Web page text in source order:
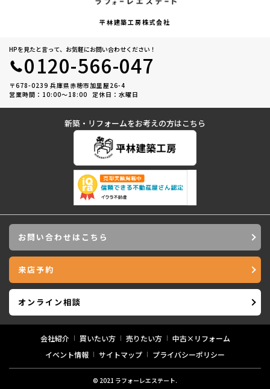
平林建築工房株式会社
HPを見たと言って、お気軽にお問い合わせください！
0120-566-047
〒678-0239 兵庫県赤穂市加里屋26-4
営業時間：10:00〜18:00
定休日：水曜日
新築・リフォームをお考えの方はこちら
お問い合わせはこちら
来店予約
オンライン相談
会社紹介 買いたい方 売りたい方
中古×リフォーム
イベント情報
サイトマップ プライバシーポリシー
© 2021 ラフォーレエステート.